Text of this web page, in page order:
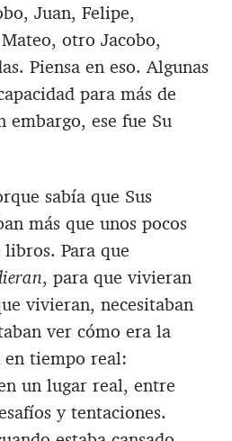
Juan, Felipe,
otro Jacobo,
Piensa en eso. Algunas
para más de
embargo, ese fue Su
sabía que Sus
más que unos pocos
libros. Para que
, para que vivieran
vivieran, necesitaban
ver cómo era la
tiempo real:
un lugar real, entre
y tentaciones.